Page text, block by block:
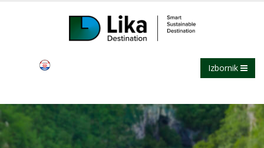
Izbornik